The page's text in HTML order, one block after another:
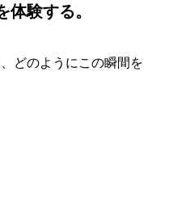
験する。
どのようにこの瞬間を